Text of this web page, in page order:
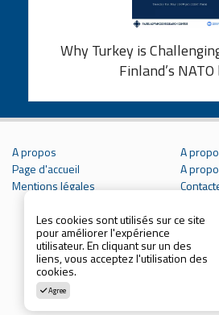
Why Turkey is
Finland’s NATO
A propos
A
Page d'accueil
A
Mentions légales
Copyright © 2021 Parcthinktank.
Les cookies sont utilisés sur ce site
pour améliorer l'expérience
utilisateur. En cliquant sur un des
liens, vous acceptez l'utilisation des
cookies.
Agree